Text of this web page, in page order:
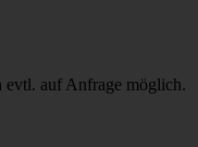
evtl. auf Anfrage möglich.